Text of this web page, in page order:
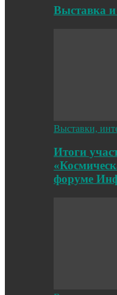
Выставка и
Выставки,
Итоги
форуме